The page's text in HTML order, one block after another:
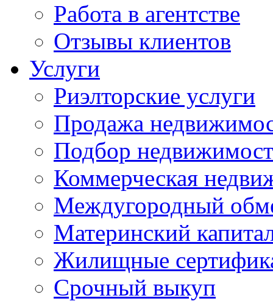
Работа в агентстве
Отзывы клиентов
Услуги
Риэлторские услуги
Продажа
Подбор
Коммерческая
Междугородный
Материнский
Жилищные
Срочный выкуп